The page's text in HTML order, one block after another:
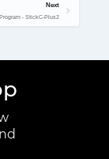
Next
- StickC-Plus2